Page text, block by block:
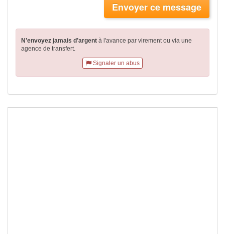
Envoyer ce message
N’envoyez jamais d’argent à l'avance par virementou via une
agence de transfert.
Signaler un abus